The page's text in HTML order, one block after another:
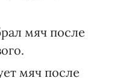
мяч после
мяч после